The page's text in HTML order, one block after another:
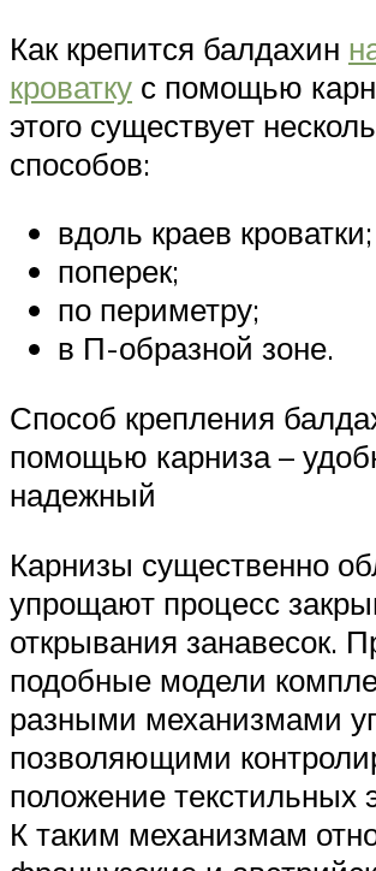
Как крепится балдахин
кроватку с помощью
этого существует
способов:
вдоль краев кроватки;
поперек;
по периметру;
в П-образной зоне.
Способ крепления
помощью карниза –
надежный
Карнизы существенно
упрощают процесс
открывания занавесок.
подобные модели
разными механизмами
позволяющими
положение текстильных
К таким механизмам